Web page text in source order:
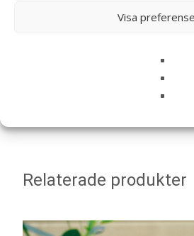
Visa
denna webbläsare till nästa gång jag
Relaterade produkter